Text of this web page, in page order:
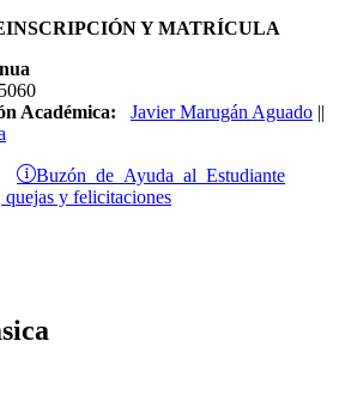
Y MATRÍCULA
Académica:
Javier Marugán Aguado ||
Buzón de Ayuda al Estudiante
quejas y felicitaciones